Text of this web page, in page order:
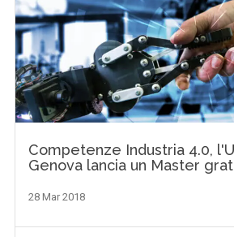
Competenze Industria 4.0,
Genova lancia un Master
28 Mar 2018